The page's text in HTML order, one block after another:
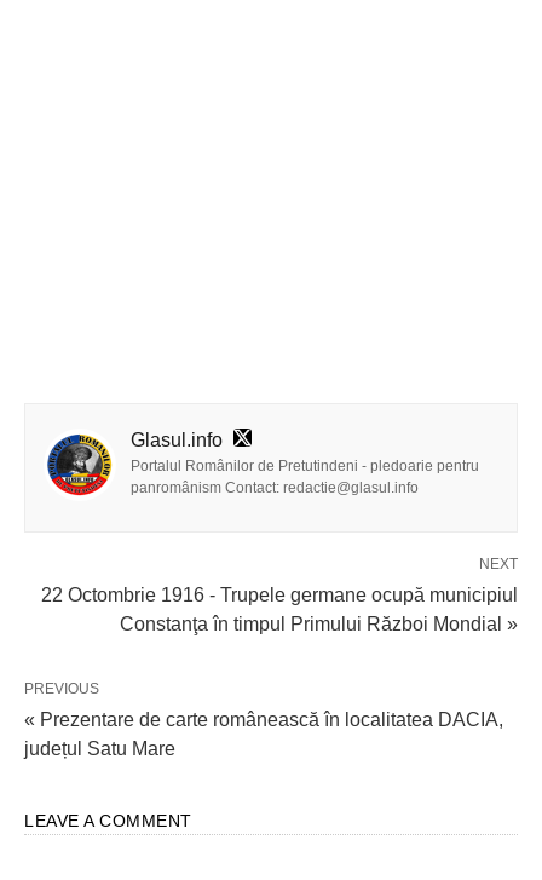
Glasul.info
Portalul Românilor de Pretutindeni - pledoarie pentru
panromânism Contact: redactie@glasul.info
NEXT
22 Octombrie 1916 - Trupele germane ocupă municipiul
Constanţa în timpul Primului Război Mondial »
PREVIOUS
« Prezentare de carte românească în localitatea DACIA,
județul Satu Mare
LEAVE A COMMENT